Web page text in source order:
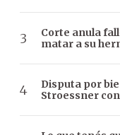
Corte anula
matar a su
Disputa por
Stroessner